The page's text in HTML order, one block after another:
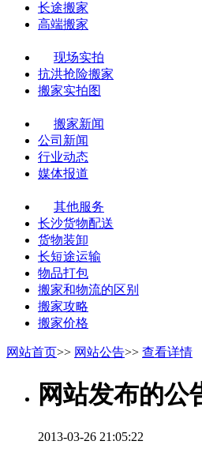
长途搬家
高端搬家
现场实拍
抗洪抢险搬家
搬家实拍图
搬家新闻
公司新闻
行业动态
媒体报道
其他服务
长沙货物配送
货物装卸
长短途运输
物品打包
搬家和物流的区别
搬家攻略
搬家价格
网站首页>> 网站公告>> 查看详情
网站发布的公
2013-03-26 21:05:22